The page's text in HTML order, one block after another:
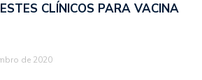
CLÍNICOS PARA VACINA
de 2020